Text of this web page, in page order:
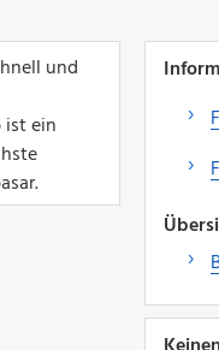
und
ist ein